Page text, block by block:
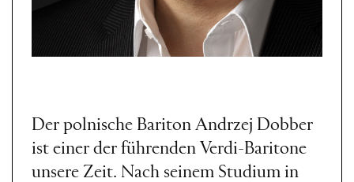
Der polnische Bariton Andrzej Dobber
ist einer der führenden Verdi-Baritone
unsere Zeit. Nach seinem Studium in